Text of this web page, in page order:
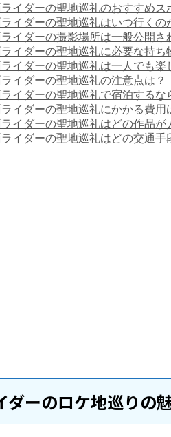
イダーの聖地巡礼のおすすめス
イダーの聖地巡礼はいつ行くの
イダーの撮影場所は一般公開さ
イダーの聖地巡礼に必要な持ち
イダーの聖地巡礼は一人でも楽
イダーの聖地巡礼の注意点は？
イダーの聖地巡礼で宿泊するな
イダーの聖地巡礼にかかる費用
イダーの聖地巡礼はどの作品が
イダーの聖地巡礼はどの交通手
ダーのロケ地巡りの